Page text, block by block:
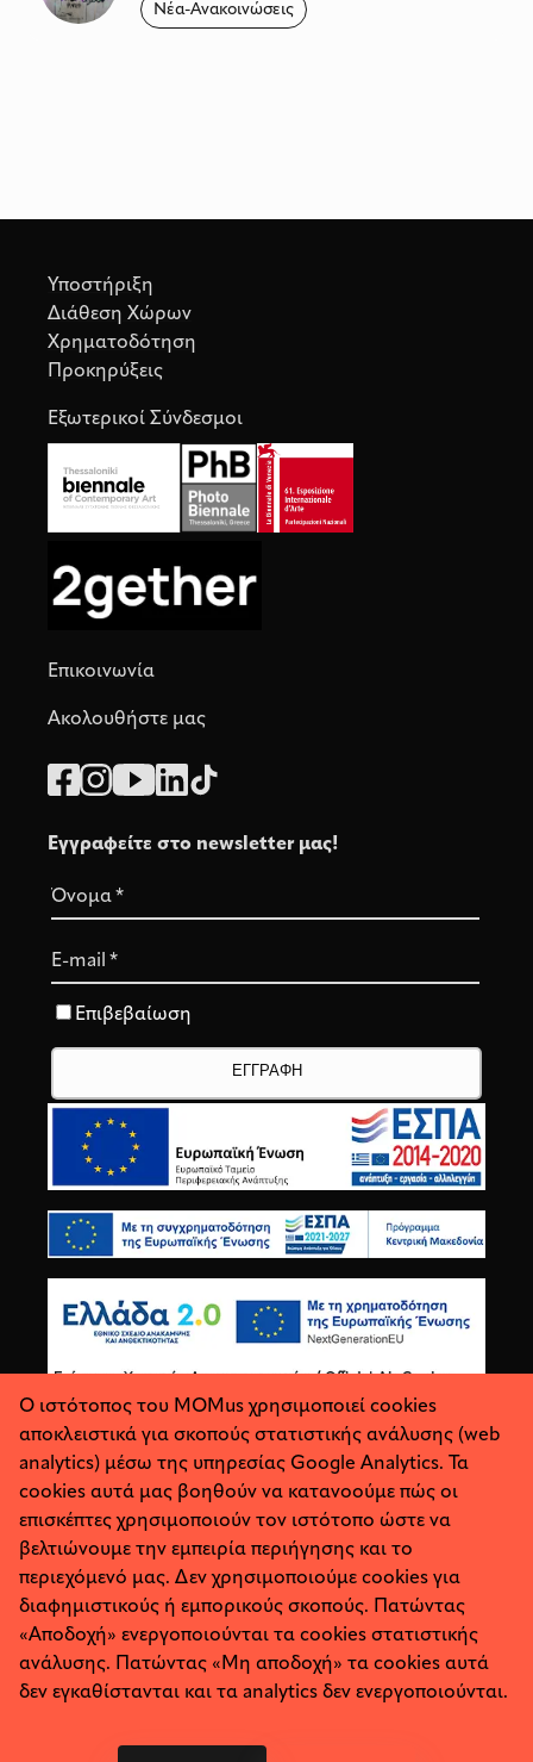
Νέα-Ανακοινώσεις
Υποστήριξη
Διάθεση Χώρων
Χρηματοδότηση
Προκηρύξεις
Εξωτερικοί Σύνδεσμοι
Επικοινωνία
Ακολουθήστε μας
Εγγραφείτε στο newsletter μας!
Όνομα*
E-mail *
Επιβεβαίωση
Προσωπικά Δεδομένα
Ο ιστότοπος του MOMus χρησιμοποιεί cookies
αποκλειστικά για σκοπούς στατιστικής ανάλυσης (web
analytics) μέσω της υπηρεσίας Google Analytics. Τα
cookies αυτά μας βοηθούν να κατανοούμε πώς οι
επισκέπτες χρησιμοποιούν τον ιστότοπο ώστε να
βελτιώνουμε την εμπειρία περιήγησης και το
περιεχόμενό μας. Δεν χρησιμοποιούμε cookies για
διαφημιστικούς ή εμπορικούς σκοπούς. Πατώντας
«Αποδοχή» ενεργοποιούνται τα cookies στατιστικής
ανάλυσης. Πατώντας «Μη αποδοχή» τα cookies αυτά
δεν εγκαθίστανται και τα analytics δεν ενεργοποιούνται.